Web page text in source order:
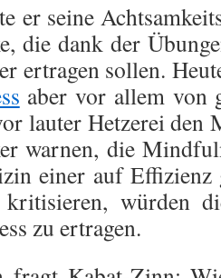
er seine
die dank der
ertragen sollen.
aber vor allem von
lauter Hetzerei den
warnen, die
einer auf Effizienz
würden
zu ertragen.